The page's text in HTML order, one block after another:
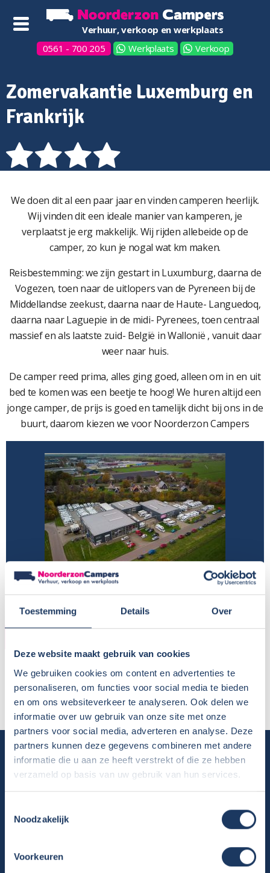
Toestemming Details Over
Deze website maakt gebruik van cookies
We gebruiken cookies om content en advertenties te
personaliseren, om functies voor social media te bieden
en om ons websiteverkeer te analyseren. Ook delen we
informatie over uw gebruik van onze site met onze
partners voor social media, adverteren en analyse. Deze
partners kunnen deze gegevens combineren met andere
informatie die u aan ze heeft verstrekt of die ze hebben
verzameld op basis van uw gebruik van hun services.
Noodzakelijk
Voorkeuren
Verhuur, verkoop en werkplaats
0561 - 700 205
Werkplaats Verkoop
Zomervakantie Luxemburg en
Frankrijk
We doen dit al een paar jaar en vinden camperen heerlijk.
Wij vinden dit een ideale manier van kamperen, je
verplaatst je erg makkelijk. Wij rijden allebeide op de
camper, zo kun je nogal wat km maken.
Reisbestemming: we zijn gestart in Luxumburg, daarna de
Vogezen, toen naar de uitlopers van de Pyreneen bij de
Middellandse zeekust, daarna naar de Haute- Languedoq,
daarna naar Laguepie in de midi- Pyrenees, toen centraal
massief en als laatste zuid- België in Wallonië , vanuit daar
weer naar huis.
De camper reed prima, alles ging goed, alleen om in en uit
bed te komen was een beetje te hoog! We huren altijd een
jonge camper, de prijs is goed en tamelijk dicht bij ons in de
buurt, daarom kiezen we voor Noorderzon Campers
Naam:
Roel en Tina de Vries
Plaats / Provincie:
Buitenpost
Periode:
Laatste drie weken september
Camper huren
Overzicht huurcampers
Gratis E-book – Tig Vragen en Antwoorden over het Huren van